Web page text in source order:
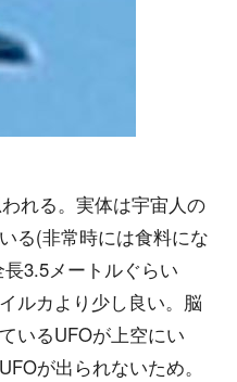
れる。実体は宇宙人の
る(非常時には食料にな
3.5メートルぐらい
ルカより少し良い。脳
いるUFOが上空にい
が出られないため。